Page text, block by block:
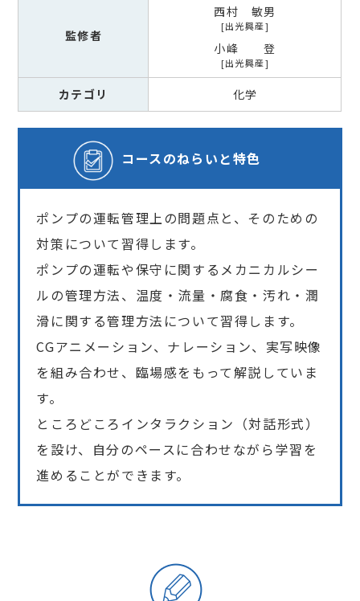
監修者
西村 敏男
出光興産
小峰 登
出光興産
カテゴリ 化学
コースのねらいと特色
ポンプの運転管理上の問題点と、そのための
対策について習得します。
ポンプの運転や保守に関するメカニカルシー
ルの管理方法、温度・流量・腐食・汚れ・潤
滑に関する管理方法について習得します。
CGアニメーション、ナレーション、実写映像
を組み合わせ、臨場感をもって解説していま
す。
ところどころインタラクション（対話形式）
を設け、自分のペースに合わせながら学習を
進めることができます。